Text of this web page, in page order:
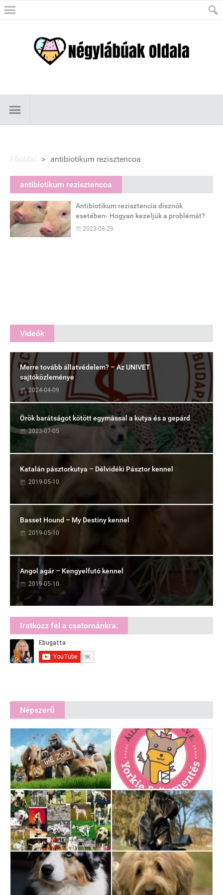
Főoldal > antibiotikum rezisztencoa
antibiotikum rezisztencoa
Antibiotikum rezisztencia disznók
esetében- Hogyan kezeljük a problémát?
2023-08-29
Videók
Merre tovább állatvédelem? – Az UNIVET
sajtóközleménye
2024-04-09
Örök barátságot kötött egymással a kutya és a gepárd
2023-07-05
Katalán pásztorkutya – Délvidéki Pásztor kennel
2019-05-10
Basset Hound – My Destiny kennel
2019-05-10
Angol agár – Kengyelfutó kennel
2019-05-10
Iratkozz fel a csatornánkra:
Népszerű